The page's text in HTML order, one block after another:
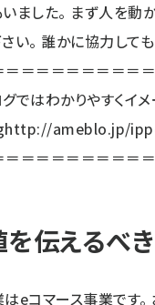
ました。 まず人を動
い。 誰かに協力して
＝＝＝＝＝＝＝＝＝
ではわかりやすくイ
http://ameblo.jp/
＝＝＝＝＝＝＝＝＝
伝えるべ
eコマース事業です